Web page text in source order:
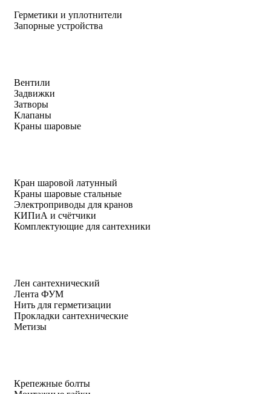
Герметики и уплотнители
Запорные устройства
Вентили
Задвижки
Затворы
Клапаны
Краны шаровые
Кран шаровой латунный
Краны шаровые стальные
Электроприводы для кранов
КИПиА и счётчики
Комплектующие для сантехники
Лен сантехнический
Лента ФУМ
Нить для герметизации
Прокладки сантехнические
Метизы
Крепежные болты